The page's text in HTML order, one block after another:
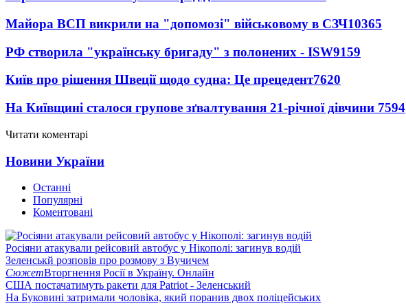
Майора ВСП викрили на "допомозі" військовому в СЗЧ10365
РФ створила "українську бригаду" з полонених - ISW9159
Київ про рішення Швеції щодо судна: Це прецедент7620
На Київщині сталося групове зґвалтування 21-річної дівчини 7594
Читати коментарі
Новини України
Останні
Популярні
Коментовані
Росіяни атакували рейсовий автобус у Нікополі: загинув водій
Зеленськй розповів про розмову з Вучичем
СюжетВторгнення Росії в Україну. Онлайн
США постачатимуть ракети для Patriot - Зеленський
На Буковині затримали чоловіка, який поранив двох поліцейських